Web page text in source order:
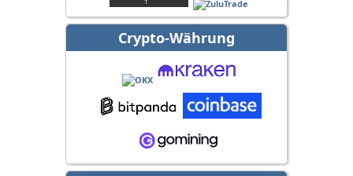
Crypto-Währung